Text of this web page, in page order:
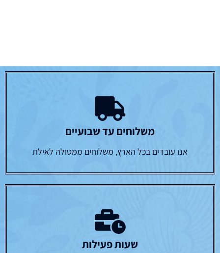
משלוחים עד שבועיים
אנו עובדים בכל הארץ, משלוחים ממטולה לאילת
שעות פעילות